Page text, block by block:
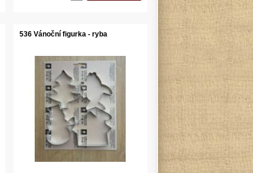
536 Vánoční figurka - ryba